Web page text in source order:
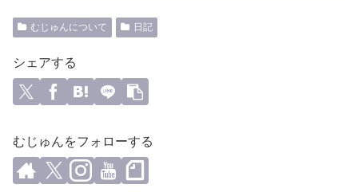
むじゅんについて 日記
シェアする
むじゅんをフォローする